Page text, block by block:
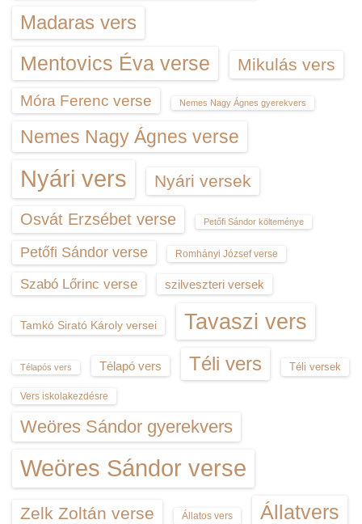
Madaras vers
Mentovics Éva verse Mikulás vers
Móra Ferenc verse Nemes Nagy Ágnes gyerekvers
Nemes Nagy Ágnes verse
Nyári vers Nyári versek
Osvát Erzsébet verse Petőfi Sándor költeménye
Petőfi Sándor verse Romhányi József verse
Szabó Lőrinc verse szilveszteri versek
Tamkó Sirató Károly versei Tavaszi vers
Télapós vers Télapó vers Téli vers Téli versek
Vers iskolakezdésre
Weöres Sándor gyerekvers
Weöres Sándor verse
Zelk Zoltán verse Állatos vers Állatvers